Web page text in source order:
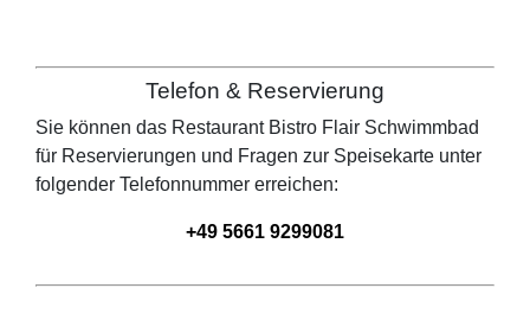
Telefon & Reservierung
Sie können das Restaurant Bistro Flair Schwimmbad
für Reservierungen und Fragen zur Speisekarte unter
folgender Telefonnummer erreichen:
+49 5661 9299081